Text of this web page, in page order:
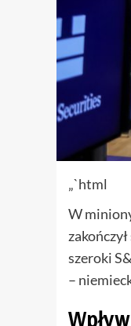
„`html
W
szeroki
–